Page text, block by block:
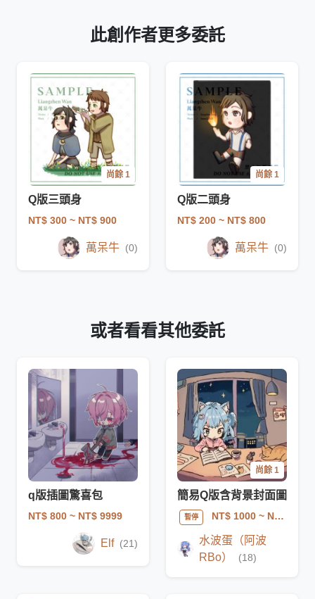
此創作者更多委託
尚餘 1
Q版三頭身
NT$ 300 ~ NT$ 900
萬呆牛 (0)
尚餘 1
Q版二頭身
NT$ 200 ~ NT$ 800
萬呆牛 (0)
或者看看其他委託
q版插圖驚喜包
NT$ 800 ~ NT$ 9999
Elf (21)
尚餘 1
簡易Q版含背景封面圖
暫停 NT$ 1000~ NT$ 2000
水波蛋（阿波
RBo）
(18)